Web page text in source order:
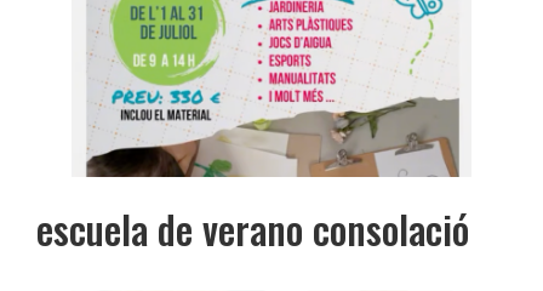
escuela de verano consolació